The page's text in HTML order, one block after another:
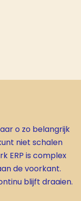
o zo belangrijk
niet schalen
ERP is complex
de voorkant.
blijft draaien.